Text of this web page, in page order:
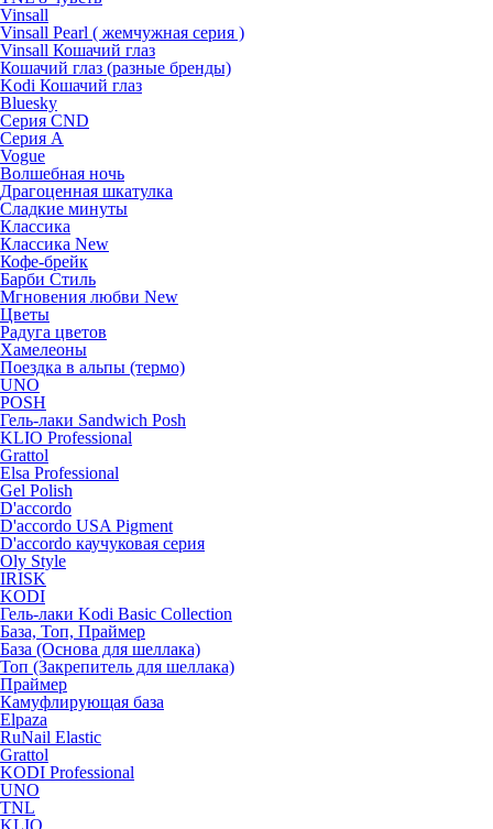
Vinsall
Vinsall Pearl ( жемчужная серия )
Vinsall Кошачий глаз
Кошачий глаз (разные бренды)
Kodi Кошачий глаз
Bluesky
Серия CND
Серия А
Vogue
Волшебная ночь
Драгоценная шкатулка
Сладкие минуты
Классика
Классика New
Кофе-брейк
Барби Стиль
Мгновения любви New
Цветы
Радуга цветов
Хамелеоны
Поездка в альпы (термо)
UNO
POSH
Гель-лаки Sandwich Posh
KLIO Professional
Grattol
Elsa Professional
Gel Polish
D'accordo
D'accordo USA Pigment
D'accordo каучуковая серия
Oly Style
IRISK
KODI
Гель-лаки Kodi Basic Collection
База, Топ, Праймер
База (Основа для шеллака)
Топ (Закрепитель для шеллака)
Праймер
Камуфлирующая база
Elpaza
RuNail Elastic
Grattol
KODI Professional
UNO
TNL
KLIO